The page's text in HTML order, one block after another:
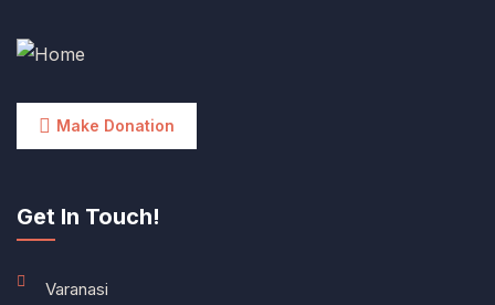
Make Donation
Get In Touch!
Varanasi